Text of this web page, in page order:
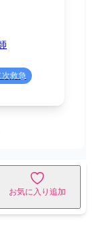
次救急
お気に入り追加